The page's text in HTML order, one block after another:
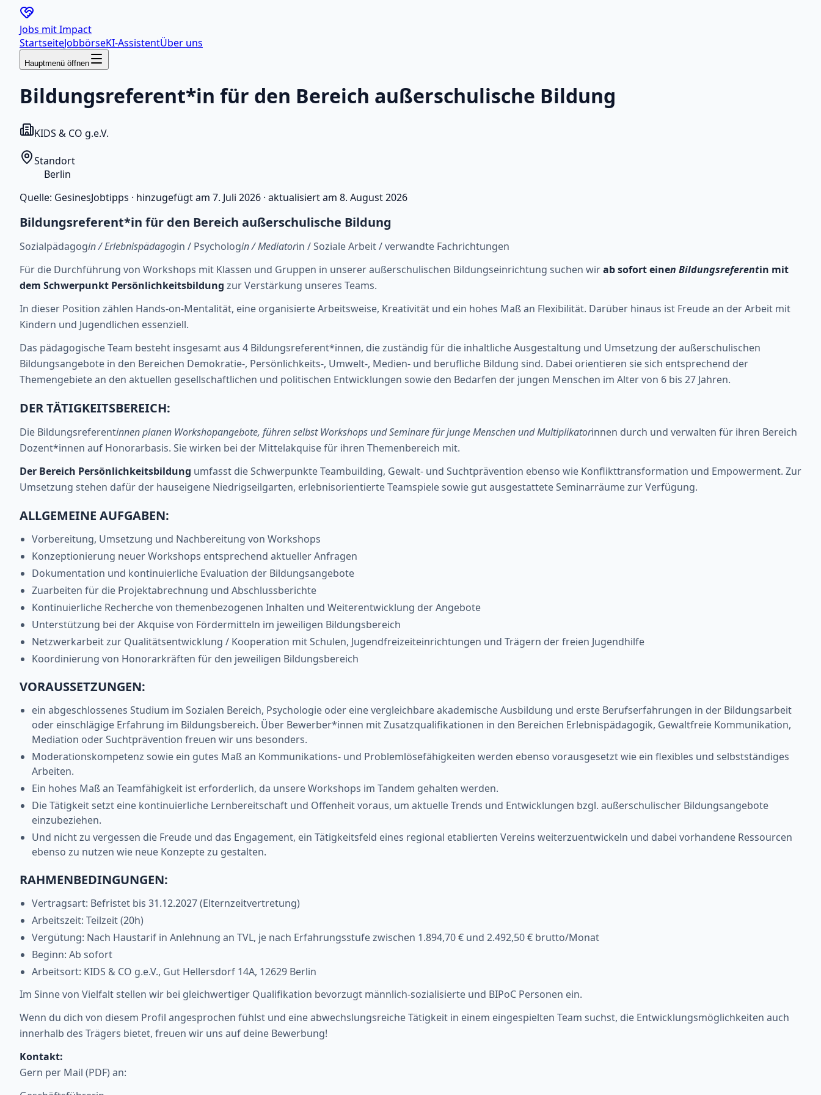
Jobs mitImpact
StartseiteJobbörseKI-AssistentÜber uns
Hauptmenü öffnen
Bildungsreferent*in für den Bereich außerschulische Bildung
KIDS & CO g.e.V.
Standort
Berlin
Quelle: GesinesJobtipps · hinzugefügt am 7. Juli 2026 · aktualisiert am 8. August 2026
Bildungsreferent*in für den Bereich außerschulische Bildung
Sozialpädagogin / Erlebnispädagogin / Psychologin / Mediatorin / Soziale Arbeit / verwandte Fachrichtungen
Für die Durchführung von Workshops mit Klassen und Gruppen in unserer außerschulischen Bildungseinrichtung suchen wirab sofort einen Bildungsreferentin mit
dem Schwerpunkt Persönlichkeitsbildung zur Verstärkung unseres Teams.
In dieser Position zählen Hands-on-Mentalität, eine organisierte Arbeitsweise, Kreativität und ein hohes Maß an Flexibilität. Darüber hinaus ist Freude an der Arbeit mit
Kindern und Jugendlichen essenziell.
Das pädagogische Team besteht insgesamt aus 4 Bildungsreferent*innen, die zuständig für die inhaltliche Ausgestaltung und Umsetzung der außerschulischen
Bildungsangebote in den Bereichen Demokratie-, Persönlichkeits-, Umwelt-, Medien- und berufliche Bildung sind. Dabei orientieren sie sich entsprechend der
Themengebiete an den aktuellen gesellschaftlichen und politischen Entwicklungen sowie den Bedarfen der jungen Menschen im Alter von 6 bis 27 Jahren.
DER TÄTIGKEITSBEREICH:
Die Bildungsreferentinnen planen Workshopangebote, führen selbst Workshops und Seminare für junge Menschen und Multiplikatorinnen durch und verwalten für ihren Bereich
Dozent*innen auf Honorarbasis. Sie wirken bei der Mittelakquise für ihren Themenbereich mit.
Der Bereich Persönlichkeitsbildung umfasst die Schwerpunkte Teambuilding, Gewalt- und Suchtprävention ebenso wie Konflikttransformation und Empowerment. Zur
Umsetzung stehen dafür der hauseigene Niedrigseilgarten, erlebnisorientierte Teamspiele sowie gut ausgestattete Seminarräume zur Verfügung.
ALLGEMEINE AUFGABEN:
Vorbereitung, Umsetzung und Nachbereitung von Workshops
Konzeptionierung neuer Workshops entsprechend aktueller Anfragen
Dokumentation und kontinuierliche Evaluation der Bildungsangebote
Zuarbeiten für die Projektabrechnung und Abschlussberichte
Kontinuierliche Recherche von themenbezogenen Inhalten und Weiterentwicklung der Angebote
Unterstützung bei der Akquise von Fördermitteln im jeweiligen Bildungsbereich
Netzwerkarbeit zur Qualitätsentwicklung / Kooperation mit Schulen, Jugendfreizeiteinrichtungen und Trägern der freien Jugendhilfe
Koordinierung von Honorarkräften für den jeweiligen Bildungsbereich
VORAUSSETZUNGEN:
ein abgeschlossenes Studium im Sozialen Bereich, Psychologie oder eine vergleichbare akademische Ausbildung und erste Berufserfahrungen in der Bildungsarbeit
oder einschlägige Erfahrung im Bildungsbereich. Über Bewerber*innen mit Zusatzqualifikationen in den Bereichen Erlebnispädagogik, Gewaltfreie Kommunikation,
Mediation oder Suchtprävention freuen wir uns besonders.
Moderationskompetenz sowie ein gutes Maß an Kommunikations- und Problemlösefähigkeiten werden ebenso vorausgesetzt wie ein flexibles und selbstständiges
Arbeiten.
Ein hohes Maß an Teamfähigkeit ist erforderlich, da unsere Workshops im Tandem gehalten werden.
Die Tätigkeit setzt eine kontinuierliche Lernbereitschaft und Offenheit voraus, um aktuelle Trends und Entwicklungen bzgl. außerschulischer Bildungsangebote
einzubeziehen.
Und nicht zu vergessen die Freude und das Engagement, ein Tätigkeitsfeld eines regional etablierten Vereins weiterzuentwickeln und dabei vorhandene Ressourcen
ebenso zu nutzen wie neue Konzepte zu gestalten.
RAHMENBEDINGUNGEN:
Vertragsart: Befristet bis 31.12.2027 (Elternzeitvertretung)
Arbeitszeit: Teilzeit (20h)
Vergütung: Nach Haustarif in Anlehnung an TVL, je nach Erfahrungsstufe zwischen 1.894,70 € und 2.492,50 € brutto/Monat
Beginn: Ab sofort
Arbeitsort: KIDS & CO g.e.V., Gut Hellersdorf 14A, 12629 Berlin
Im Sinne von Vielfalt stellen wir bei gleichwertiger Qualifikation bevorzugt männlich-sozialisierte und BIPoC Personen ein.
Wenn du dich von diesem Profil angesprochen fühlst und eine abwechslungsreiche Tätigkeit in einem eingespielten Team suchst, die Entwicklungsmöglichkeiten auch
innerhalb des Trägers bietet, freuen wir uns auf deine Bewerbung!
Kontakt:
Gern per Mail (PDF) an: